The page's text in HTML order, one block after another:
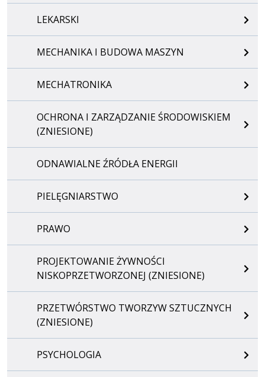
LEKARSKI
MECHANIKA I BUDOWA MASZYN
MECHATRONIKA
OCHRONA I ZARZĄDZANIE ŚRODOWISKIEM
(ZNIESIONE)
ODNAWIALNE ŹRÓDŁA ENERGII
PIELĘGNIARSTWO
PRAWO
PROJEKTOWANIE ŻYWNOŚCI
NISKOPRZETWORZONEJ (ZNIESIONE)
PRZETWÓRSTWO TWORZYW SZTUCZNYCH
(ZNIESIONE)
PSYCHOLOGIA